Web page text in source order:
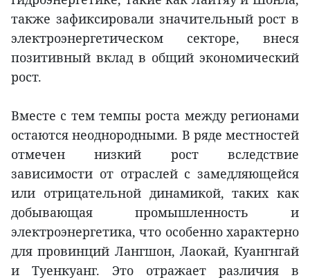
также зафиксировали значительный рост в
электроэнергетическом секторе, внеся
позитивный вклад в общий экономический
рост.
Вместе с тем темпы роста между регионами
остаются неоднородными. В ряде местностей
отмечен низкий рост вследствие
зависимости от отраслей с замедляющейся
или отрицательной динамикой, таких как
добывающая промышленность и
электроэнергетика, что особенно характерно
для провинций Лангшон, Лаокай, Куангнгай
и Туенкуанг. Это отражает различия в